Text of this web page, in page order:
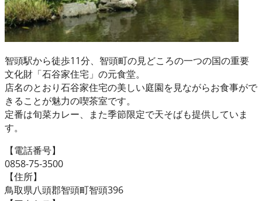
智頭駅から徒歩11分、智頭町の見どころの一つの国の重要
文化財「石谷家住宅」の元食堂。
店名のとおり石谷家住宅の美しい庭園を見ながらお食事がで
きることが魅力の喫茶室です。
定番は旬菜カレー、また季節限定で天そばも提供していま
す。
【電話番号】
0858-75-3500
【住所】
鳥取県八頭郡智頭町智頭396